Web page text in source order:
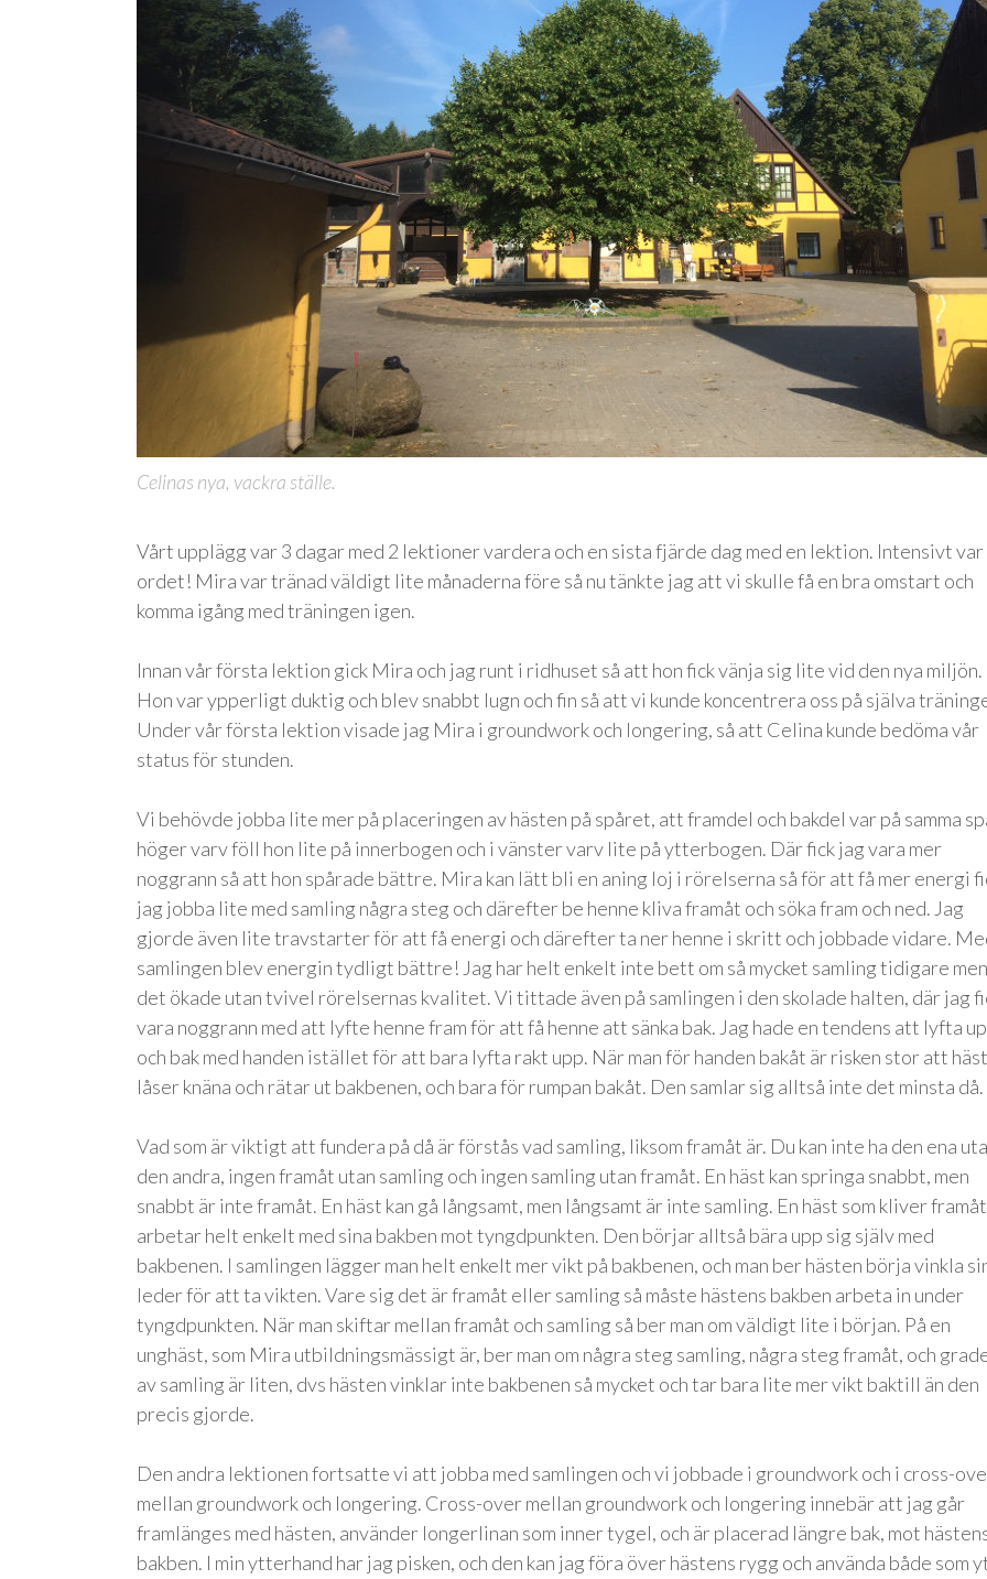
Celinas nya, vackra ställe.
Vårt upplägg var 3 dagar med 2 lektioner vardera och en sista fjärde dag med en lektion. Intensivt var
ordet! Mira var tränad väldigt lite månaderna före så nu tänkte jag att vi skulle få en bra omstart och
komma igång med träningen igen.
Innan vår första lektion gick Mira och jag runt i ridhuset så att hon fick vänja sig lite vid den nya miljön.
Hon var ypperligt duktig och blev snabbt lugn och fin så att vi kunde koncentrera oss på själva
Under vår första lektion visade jag Mira i groundwork och longering, så att Celina kunde bedöma vår
status för stunden.
Vi behövde jobba lite mer på placeringen av hästen på spåret, att framdel och bakdel var på samma
höger varv föll hon lite på innerbogen och i vänster varv lite på ytterbogen. Där fick jag vara mer
noggrann så att hon spårade bättre. Mira kan lätt bli en aning loj i rörelserna så för att få mer energi
jag jobba lite med samling några steg och därefter be henne kliva framåt och söka fram och ned. Jag
gjorde även lite travstarter för att få energi och därefter ta ner henne i skritt och jobbade vidare.
samlingen blev energin tydligt bättre! Jag har helt enkelt inte bett om så mycket samling tidigare men
det ökade utan tvivel rörelsernas kvalitet. Vi tittade även på samlingen i den skolade halten, där jag
vara noggrann med att lyfte henne fram för att få henne att sänka bak. Jag hade en tendens att lyfta
och bak med handen istället för att bara lyfta rakt upp. När man för handen bakåt är risken stor att
låser knäna och rätar ut bakbenen, och bara för rumpan bakåt. Den samlar sig alltså inte det minsta då.
Vad som är viktigt att fundera på då är förstås vad samling, liksom framåt är. Du kan inte ha den ena
den andra, ingen framåt utan samling och ingen samling utan framåt. En häst kan springa snabbt, men
snabbt är inte framåt. En häst kan gå långsamt, men långsamt är inte samling. En häst som kliver framåt
arbetar helt enkelt med sina bakben mot tyngdpunkten. Den börjar alltså bära upp sig själv med
bakbenen. I samlingen lägger man helt enkelt mer vikt på bakbenen, och man ber hästen börja vinkla
leder för att ta vikten. Vare sig det är framåt eller samling så måste hästens bakben arbeta in under
tyngdpunkten. När man skiftar mellan framåt och samling så ber man om väldigt lite i början. På en
unghäst, som Mira utbildningsmässigt är, ber man om några steg samling, några steg framåt, och
av samling är liten, dvs hästen vinklar inte bakbenen så mycket och tar bara lite mer vikt baktill än den
precis gjorde.
Den andra lektionen fortsatte vi att jobba med samlingen och vi jobbade i groundwork och i cross-
mellan groundwork och longering. Cross-over mellan groundwork och longering innebär att jag går
framlänges med hästen, använder longerlinan som inner tygel, och är placerad längre bak, mot
bakben. I min ytterhand har jag pisken, och den kan jag föra över hästens rygg och använda både som